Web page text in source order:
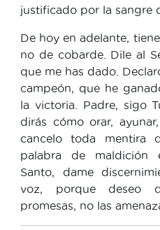
justificado por la sangre
De hoy en adelante,
no de cobarde. Dile al
que me has dado.
campeón, que he
la victoria. Padre, sigo
dirás cómo orar,
cancelo toda mentira
palabra de maldición
Santo, dame
voz, porque deseo
promesas, no las